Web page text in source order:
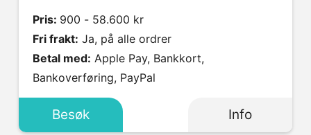
Pris: 900 - 58.600 kr
Fri frakt: Ja, på alle ordrer
Betal med:
Bankoverføring, PayPal
Besøk Info